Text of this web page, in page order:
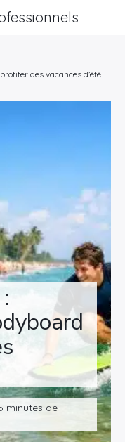
minutes de
des vacances d’été